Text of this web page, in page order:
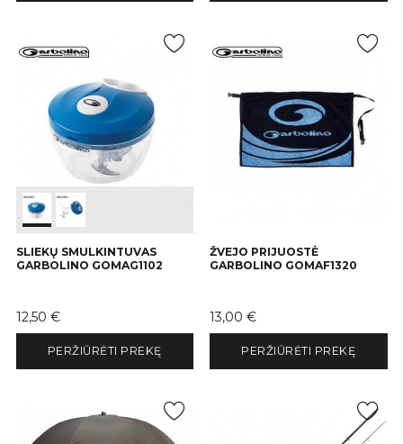
SLIEKŲ SMULKINTUVAS
GARBOLINO GOMAG1102
Kaina
12,50 €
PERŽIŪRĖTI PREKĘ
ŽVEJO PRIJUOSTĖ
GARBOLINO GOMAF1320
Kaina
13,00 €
PERŽIŪRĖTI PREKĘ